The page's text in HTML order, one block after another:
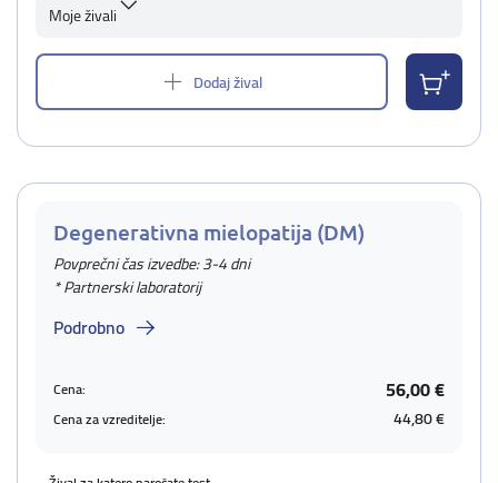
Moje živali
Dodaj žival
Degenerativna mielopatija (DM)
Povprečni čas izvedbe: 3-4 dni
* Partnerski laboratorij
Podrobno
Cena: 56,00 €
Cena za vzreditelje: 44,80 €